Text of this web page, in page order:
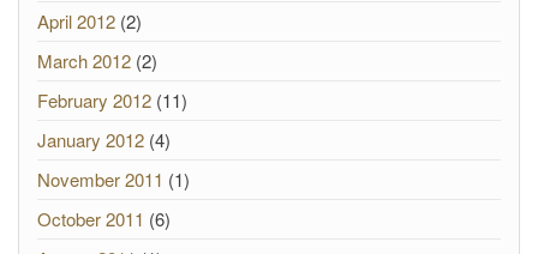
April 2012 (2)
March 2012 (2)
February 2012 (11)
January 2012 (4)
November 2011 (1)
October 2011 (6)